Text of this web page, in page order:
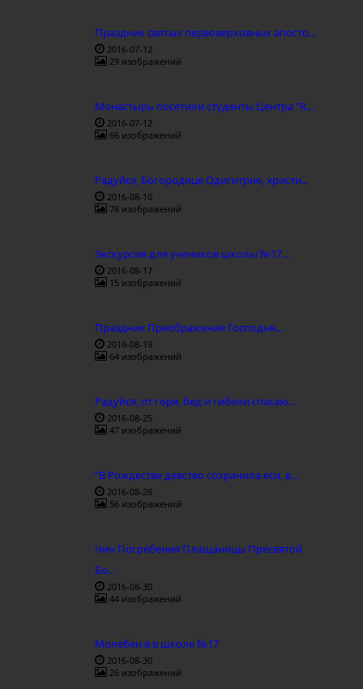
Праздник святых первоверховных апосто...
2016-07-12
29 изображений
Монастырь посетили студенты Центра "R...
2016-07-12
66 изображений
Радуйся, Богородице Одигитрие, христи...
2016-08-10
78 изображений
Экскурсия для учеников школы №17...
2016-08-17
15 изображений
Праздник Преображения Господня...
2016-08-19
64 изображений
Радуйся, от горя, бед и гибели спасаю...
2016-08-25
47 изображений
“В Рождестве девство сохранила еси, в...
2016-08-28
56 изображений
Чин Погребения Плащаницы Пресвятой
Бо...
2016-08-30
44 изображений
Молебен в в школе №17
2016-08-30
26 изображений